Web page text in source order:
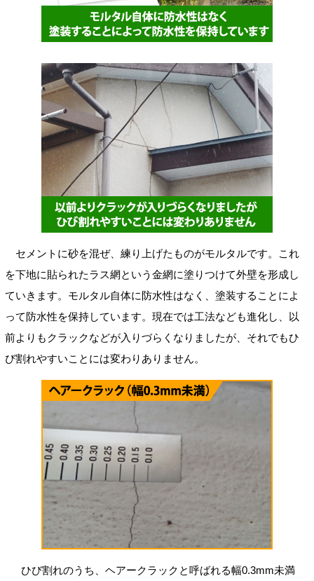
セメントに砂を混ぜ、練り上げたものがモルタルです。これ
を下地に貼られたラス網という金網に塗りつけて外壁を形成し
ていきます。モルタル自体に防水性はなく、塗装することによ
って防水性を保持しています。現在では工法なども進化し、以
前よりもクラックなどが入りづらくなりましたが、それでもひ
び割れやすいことには変わりありません。
ひび割れのうち、ヘアークラックと呼ばれる幅0.3mm未満